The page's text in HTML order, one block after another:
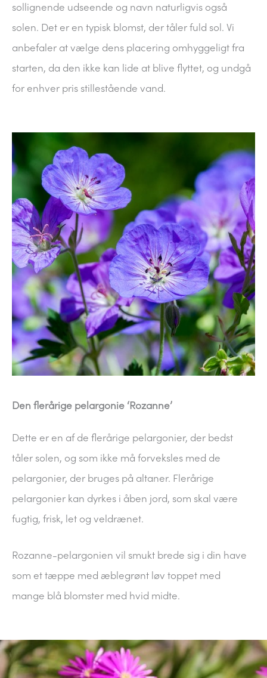
sollignende udseende og navn naturligvis også
solen. Det er en typisk blomst, der tåler fuld sol. Vi
anbefaler at vælge dens placering omhyggeligt fra
starten, da den ikke kan lide at blive flyttet, og undgå
for enhver pris stillestående vand.
Den flerårige pelargonie ‘Rozanne’
Dette er en af de flerårige pelargonier, der bedst
tåler solen, og som ikke må forveksles med de
pelargonier, der bruges på altaner. Flerårige
pelargonier kan dyrkes i åben jord, som skal være
fugtig, frisk, let og veldrænet.
Rozanne-pelargonien vil smukt brede sig i din have
som et tæppe med æblegrønt løv toppet med
mange blå blomster med hvid midte.